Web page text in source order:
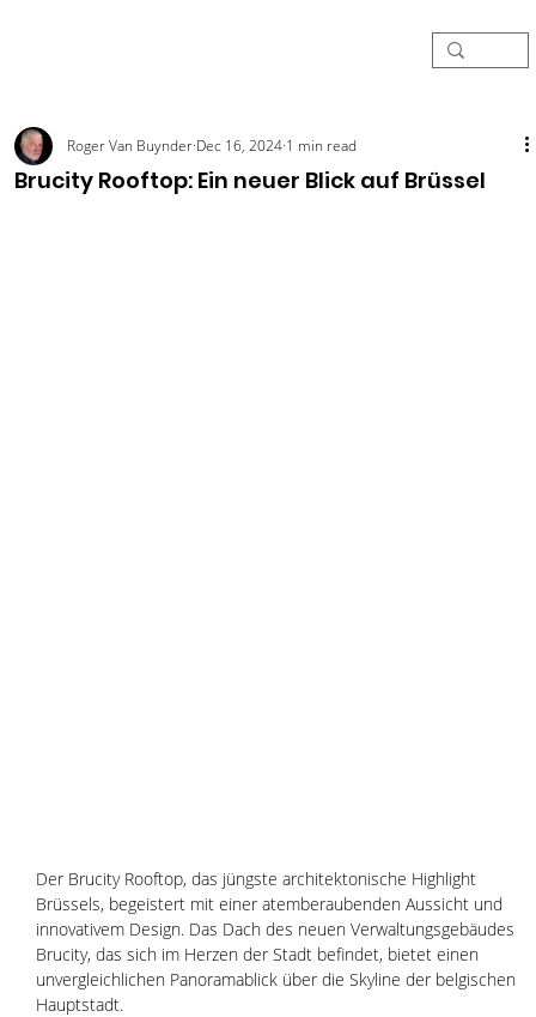
Brucity Rooftop: Ein neuer Blick auf Brüssel
Roger Van Buynder Dec 16, 2024 1 min read
Der Brucity Rooftop, das jüngste architektonische Highlight
Brüssels, begeistert mit einer atemberaubenden Aussicht und
innovativem Design. Das Dach des neuen Verwaltungsgebäudes
Brucity, das sich im Herzen der Stadt befindet, bietet einen
unvergleichlichen Panoramablick über die Skyline der belgischen
Hauptstadt.